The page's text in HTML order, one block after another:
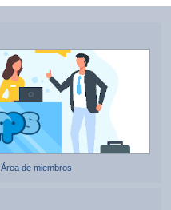
Área de miembros